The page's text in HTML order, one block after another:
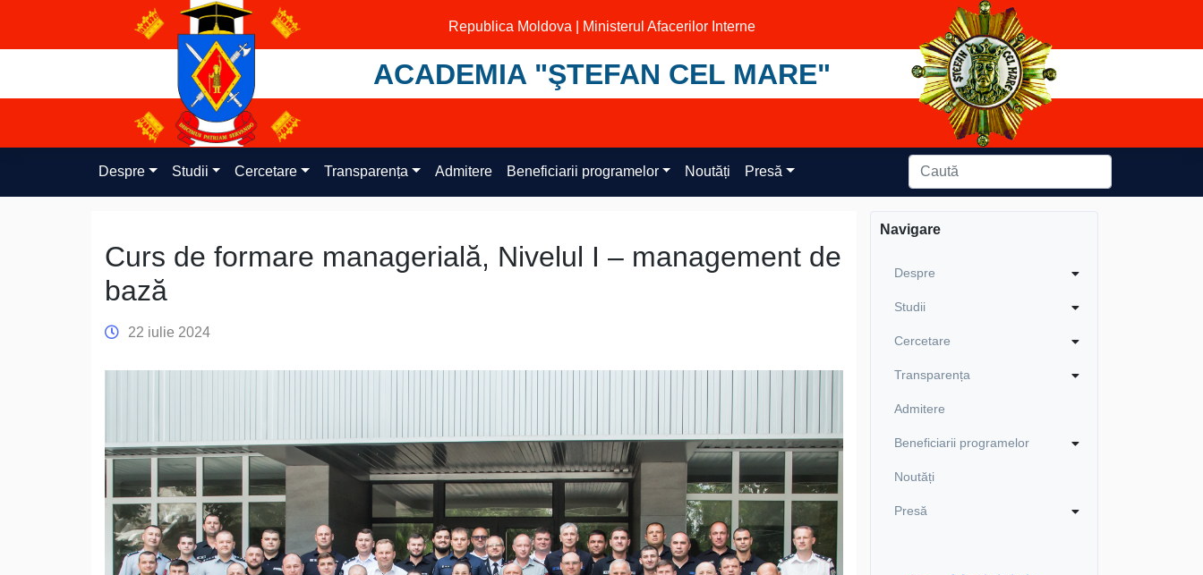
content
Republica Moldova | Ministerul Afacerilor Interne
ACADEMIA "ŞTEFAN CEL MARE"
Despre Studii Cercetare Transparența Admitere Beneficiarii programelor Noutăți Presă
Curs de formare managerială, Nivelul I – management de
bază
22 iulie 2024
Navigare
Despre
Studii
Cercetare
Transparența
Admitere
Beneficiarii programelor
Noutăți
Presă